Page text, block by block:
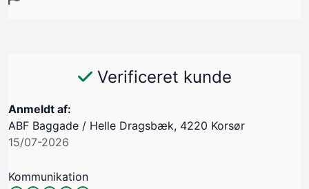
Verificeret kunde
Anmeldt af:
ABF Baggade / Helle Dragsbæk, 4220 Korsør
15/07-2026
Kommunikation